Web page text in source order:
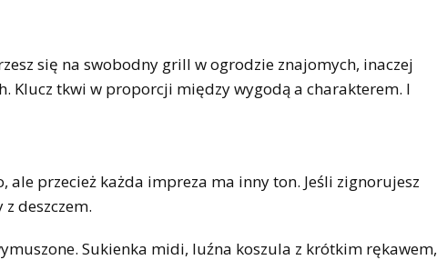
się na swobodny grill w ogrodzie znajomych, inaczej
Klucz tkwi w proporcji między wygodą a charakterem. I
ale przecież każda impreza ma inny ton. Jeśli zignorujesz
deszczem.
Sukienka midi, luźna koszula z krótkim rękawem,